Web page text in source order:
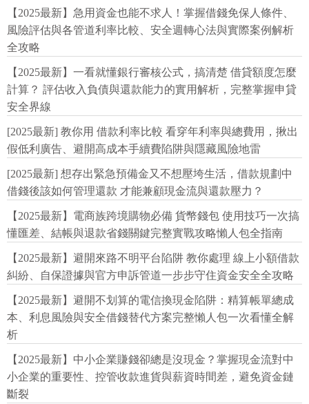
【2025最新】急用資金也能不求人！掌握借錢免保人條件、
風險評估與各管道利率比較、安全週轉心法與實際案例解析
全攻略
【2025最新】一看就懂銀行審核公式，搞清楚 借貸額度怎麼
計算？ 評估收入負債與還款能力的實用解析，完整掌握申貸
安全界線
[2025最新] 教你用 借款利率比較 看穿年利率與總費用，揪出
假低利廣告、避開高成本手續費陷阱與隱藏風險地雷
[2025最新] 想存出緊急預備金又不想壓垮生活，借款規劃中
借錢後該如何管理還款 才能兼顧現金流與還款壓力？
【2025最新】電商族跨境購物必備 貨幣錢包 使用技巧一次搞
懂匯差、結帳與退款省錢關鍵完整實戰攻略懶人包全指南
【2025最新】避開來路不明平台陷阱 教你處理 線上小額借款
糾紛、自保證據與官方申訴管道一步步守住資金安全全攻略
【2025最新】避開不划算的電信換現金陷阱：精算帳單總成
本、利息風險與安全借錢替代方案完整懶人包一次看懂全解
析
【2025最新】中小企業賺錢卻總是沒現金？掌握現金流對中
小企業的重要性、控管收款進貨與薪資時間差，避免資金鏈
斷裂